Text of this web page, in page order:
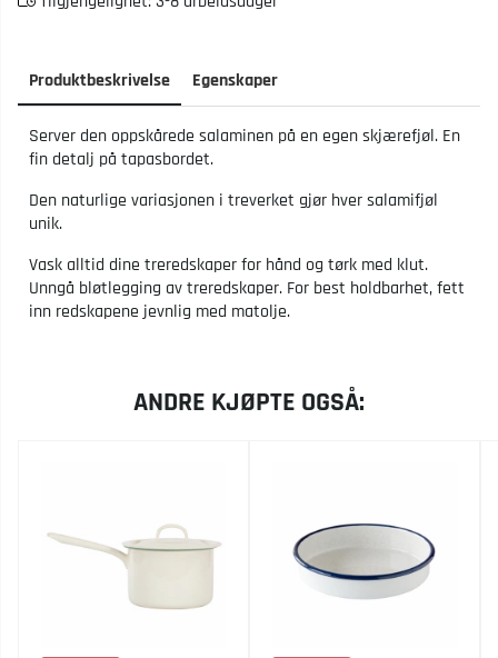
Produktbeskrivelse Egenskaper
Server den oppskårede salaminen på en egen skjærefjøl. En
fin detalj på tapasbordet.
Den naturlige variasjonen i treverket gjør hver salamifjøl
unik.
Vask alltid dine treredskaper for hånd og tørk med klut.
Unngå bløtlegging av treredskaper. For best holdbarhet, fett
inn redskapene jevnlig med matolje.
ANDRE KJØPTE OGSÅ: